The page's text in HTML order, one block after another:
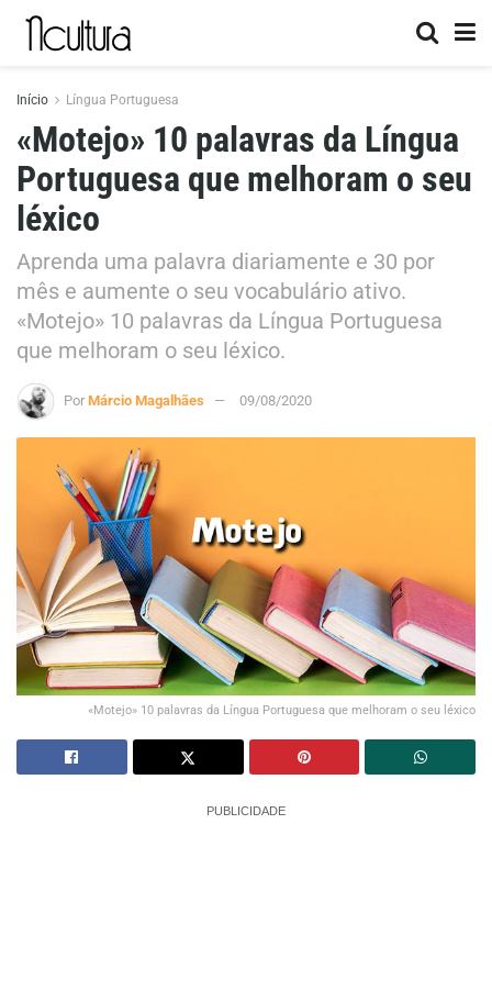
Início Língua Portuguesa
«Motejo» 10 palavras da Língua
Portuguesa que melhoram o seu
léxico
Aprenda uma palavra diariamente e 30 por
mês e aumente o seu vocabulário ativo.
«Motejo» 10 palavras da Língua Portuguesa
que melhoram o seu léxico.
Por Márcio Magalhães 09/08/2020
«Motejo» 10 palavras da Língua Portuguesa que melhoram o seu léxico
PUBLICIDADE